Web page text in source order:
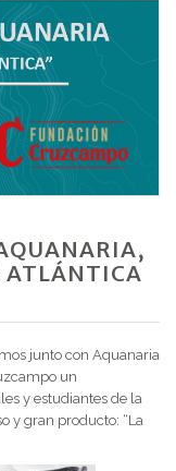
ATLÁNTICA
junto con Aquanaria
un
y estudiantes de la
y gran producto: “La